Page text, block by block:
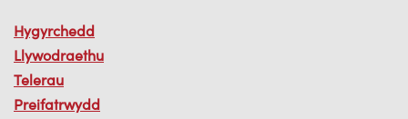
Hygyrchedd
Llywodraethu
Telerau
Preifatrwydd